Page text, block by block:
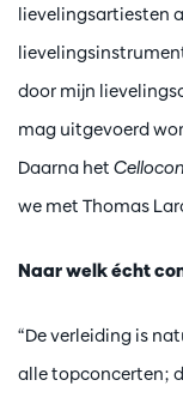
lievelingsartiesten
door mijn
mag uitgevoerd
Daarna het
we met Thomas
Naar welk écht
“De verleiding is
alle topconcerten;